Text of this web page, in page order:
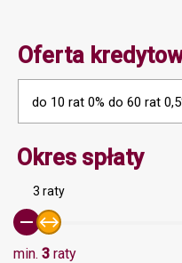
Oferta
do 10 rat 0% do 60 rat
Okres spłaty
3 raty
min. 3 raty